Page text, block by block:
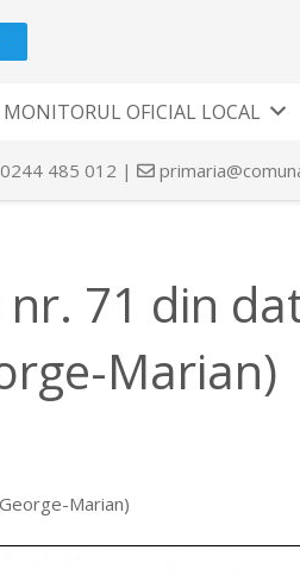
MONITORUL OFICIAL LOCAL
0244 485 012 |
71 din
Marian)
Marian)